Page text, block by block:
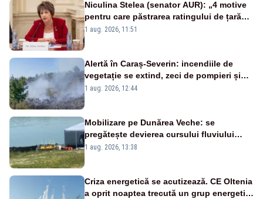
Niculina Stelea (senator AUR): „4 motive
pentru care păstrarea ratingului de țară
nu este o reușită pentru Guvernul
1 aug. 2026, 11:51
Alertă în Caraș-Severin: incendiile de
vegetație se extind, zeci de pompieri și
silvicultori se luptă cu flăcările - VIDEO
1 aug. 2026, 12:44
Mobilizare pe Dunărea Veche: se
pregătește devierea cursului fluviului
către Cernavodă – VIDEO
1 aug. 2026, 13:38
Criza energetică se acutizează. CE Oltenia
a oprit noaptea trecută un grup energetic